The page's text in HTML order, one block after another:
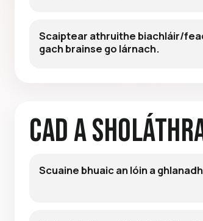
Scaiptear athruithe biachláir/
gach brainse go lárnach.
Cad a
Scuaine bhuaic an lóin a